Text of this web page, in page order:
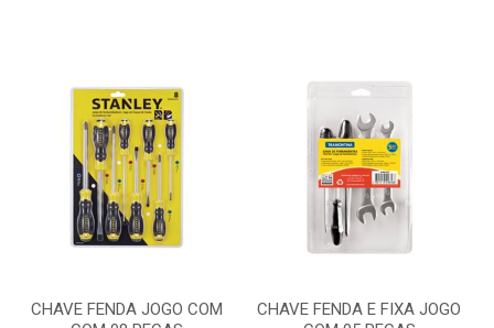
CHAVE FENDA JOGO COM
CHAVE FENDA E FIXA JOGO